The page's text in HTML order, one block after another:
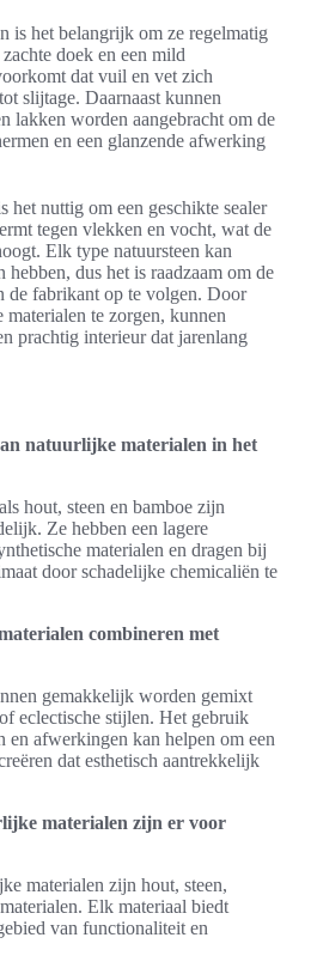
is het belangrijk om ze regelmatig
doek en een mild
dat vuil en vet zich
slijtage. Daarnaast kunnen
lakken worden aangebracht om de
en een glanzende afwerking
het nuttig om een geschikte sealer
tegen vlekken en vocht, wat de
Elk type natuursteen kan
hebben, dus het is raadzaam om de
de fabrikant op te volgen. Door
te zorgen, kunnen
prachtig interieur dat jarenlang
natuurlijke materialen in het
hout, steen en bamboe zijn
Ze hebben een lagere
materialen en dragen bij
door schadelijke chemicaliën te
combineren met
gemakkelijk worden gemixt
eclectische stijlen. Het gebruik
en afwerkingen kan helpen om een
dat esthetisch aantrekkelijk
materialen zijn er voor
materialen zijn hout, steen,
Elk materiaal biedt
van functionaliteit en